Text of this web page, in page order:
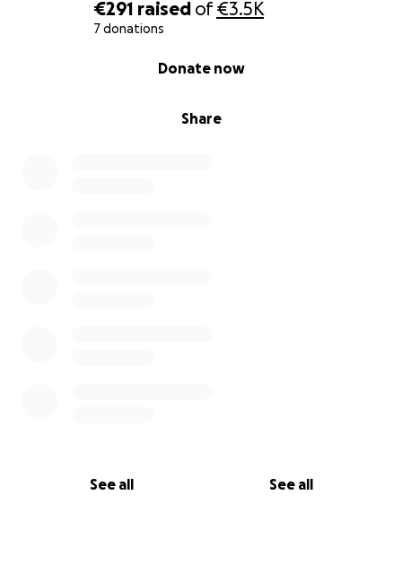
€291 raised of€3.5K
7 donations
Share
Donate now
See all See all